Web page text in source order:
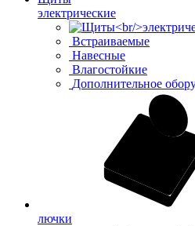
электрические
Встраиваемые
Навесные
Влагостойкие
Дополнительное
лючки